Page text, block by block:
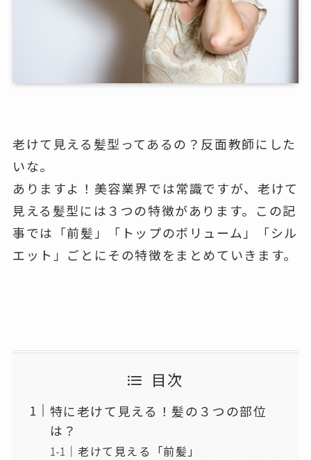
老けて見える髪型ってあるの？反面教師にした
いな。
ありますよ！美容業界では常識ですが、老けて
見える髪型には３つの特徴があります。この記
事では「前髪」「トップのボリューム」「シル
エット」ごとにその特徴をまとめていきます。
目次
特に老けて見える！髪の３つの部位
は？
老けて見える「前髪」